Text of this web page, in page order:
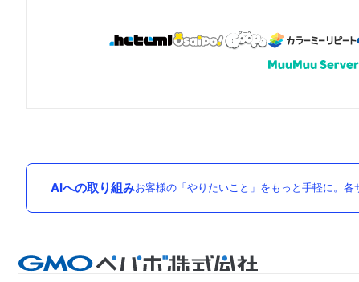
AIへの取り組みお客様の「やりたいこと」をもっと手軽に。